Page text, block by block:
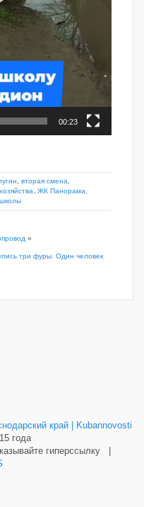
00:23
вторая смена
ЖК Панорама
школы
«
три фуры. Один человек
край | Kubannovosti
года
гиперссылку |